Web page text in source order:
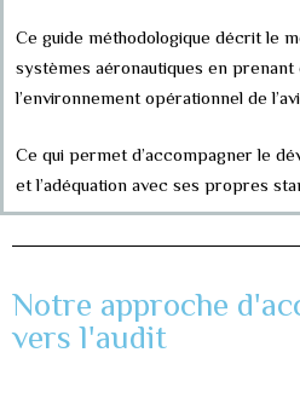
Ce guide méthodologique décrit le
systèmes aéronautiques en prenant
l’environnement opérationnel de
Ce qui permet d’accompagner le
et l’adéquation avec ses propres
Notre approche
vers l'audit